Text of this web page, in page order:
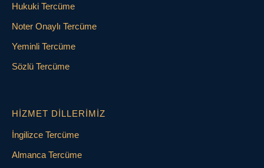
Hukuki Tercüme
Noter Onaylı Tercüme
Yeminli Tercüme
Sözlü Tercüme
HIZMET DILLERIMIZ
İngilizce Tercüme
Almanca Tercüme